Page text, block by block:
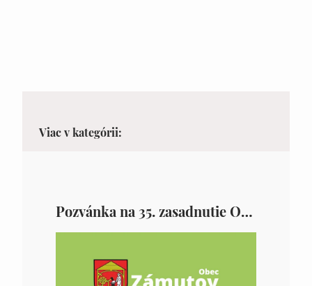
Viac v kategórii:
Pozvánka na 35. zasadnutie OZ v Zámutove